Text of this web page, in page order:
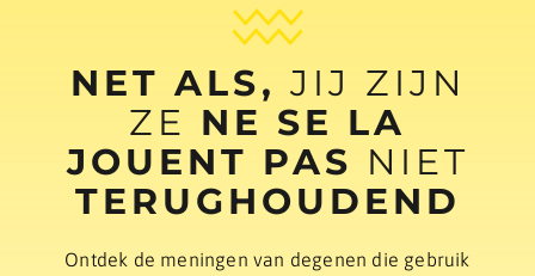
NET ALS, JIJ ZIJN
ZE NE SE LA
JOUENT PAS NIET
TERUGHOUDEND
Ontdek de meningen van degenen die gebruik